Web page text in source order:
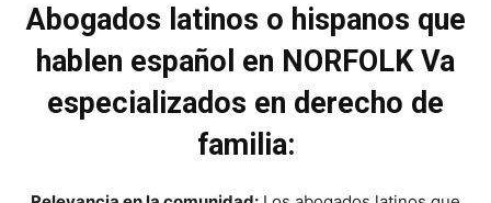
Abogados latinos o hispanos que
hablen español en NORFOLK Va
especializados en derecho de
familia: